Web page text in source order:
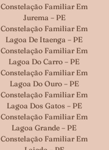
Constelação Familiar Em
Jurema – PE
Constelação Familiar Em
Lagoa De Itaenga – PE
Constelação Familiar Em
Lagoa Do Carro – PE
Constelação Familiar Em
Lagoa Do Ouro – PE
Constelação Familiar Em
Lagoa Dos Gatos – PE
Constelação Familiar Em
Lagoa Grande – PE
Constelação Familiar Em